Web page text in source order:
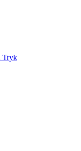
Tryk